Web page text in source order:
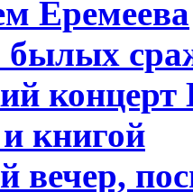
Еремеева
былых
книгой
вечер,